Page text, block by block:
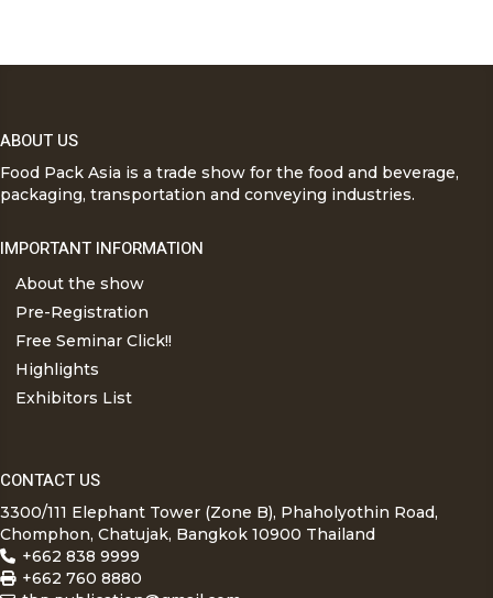
ABOUT US
Food Pack Asia is a trade show for the food and beverage,
packaging, transportation and conveying industries.
IMPORTANT INFORMATION
About the show
Pre-Registration
Free Seminar Click!!
Highlights
Exhibitors List
CONTACT US
3300/111 Elephant Tower (Zone B), Phaholyothin Road,
Chomphon, Chatujak, Bangkok 10900 Thailand
+662 838 9999
+662 760 8880